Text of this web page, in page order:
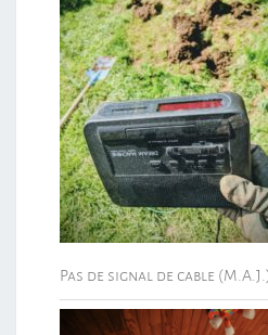
Pas de signal de cable